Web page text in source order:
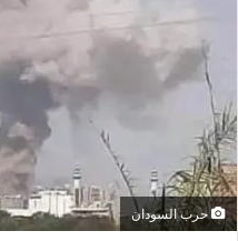
حرب السودان